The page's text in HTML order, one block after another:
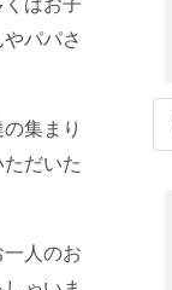
パパさ
集まり
だいた
一人のお